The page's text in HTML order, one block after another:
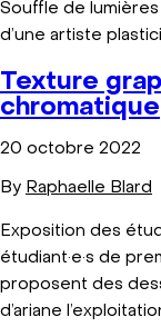
Souffle de
d’une artiste
Texture
chromatique
20 octobre 2022
By Raphaelle Blard
Exposition des
étudiant·e·s de
proposent des
d’ariane